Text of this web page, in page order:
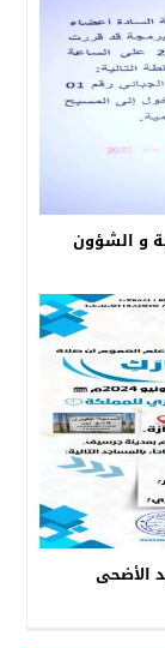
و الشؤون
الأضحى